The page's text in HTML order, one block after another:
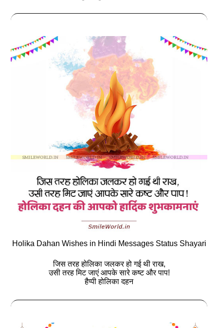
Holika Dahan Wishes in Hindi Messages Status Shayari
जिस तरह होलिका जलकर हो गई थी राख,
उसी तरह मिट जाएं आपके सारे कष्ट और पाप!
हैप्‍पी होलिका दहन